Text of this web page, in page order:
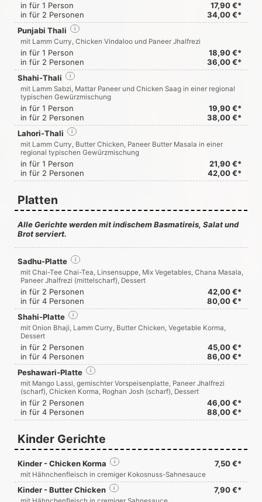
in für 1 Person
17,90 €*
in für 2 Personen
34,00 €*
Punjabi Thali
i
mit Lamm Curry, Chicken Vindaloo und Paneer Jhalfrezi
in für 1 Person
18,90 €*
in für 2 Personen
36,00 €*
Shahi-Thali
i
mit Lamm Sabzi, Mattar Paneer und Chicken Saag in einer regional
typischen Gewürzmischung
in für 1 Person
19,90 €*
in für 2 Personen
38,00 €*
Lahori-Thali
i
mit Lamm Curry, Butter Chicken, Paneer Butter Masala in einer
regional typischen Gewürzmischung
in für 1 Person
21,90 €*
in für 2 Personen
42,00 €*
Platten
Alle Gerichte werden mit indischem Basmatireis, Salat und
Brot serviert.
Sadhu-Platte i
mit Chai-Tee Chai-Tea, Linsensuppe, Mix Vegetables, Chana Masala,
Paneer Jhalfrezi (mittelscharf), Dessert
in für 2 Personen
42,00 €*
in für 4 Personen
80,00 €*
Shahi-Platte
i
mit Onion Bhaji, Lamm Curry, Butter Chicken, Vegetable Korma,
Dessert
in für 2 Personen
45,00 €*
in für 4 Personen
86,00 €*
Peshawari-Platte
i
mit Mango Lassi, gemischter Vorspeisenplatte, Paneer Jhalfrezi
(scharf), Chicken Korma, Roghan Josh (scharf), Dessert
in für 2 Personen
46,00 €*
in für 4 Personen
88,00 €*
Kinder Gerichte
Kinder - Chicken Korma 7,50 €*
i
mit Hähnchenfleisch in cremiger Kokosnuss-Sahnesauce
Kinder - Butter Chicken 7,90 €*
i